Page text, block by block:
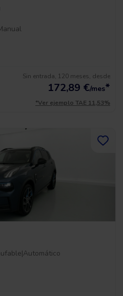
Sin entrada, 120 meses, desde
172,89 €/mes*
*Ver ejemplo TAE 11,53%
|Automático